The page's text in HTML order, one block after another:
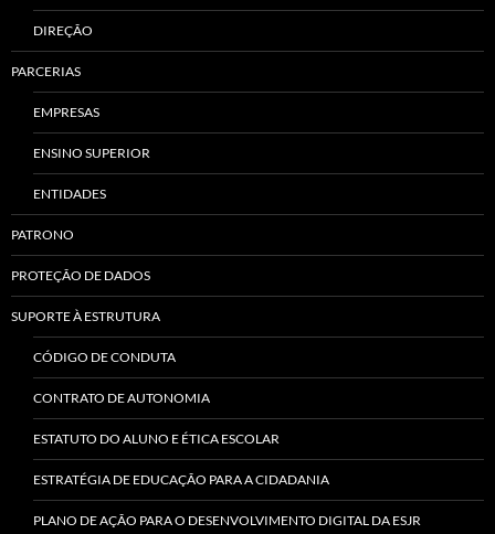
DIREÇÃO
PARCERIAS
EMPRESAS
ENSINO SUPERIOR
ENTIDADES
PATRONO
PROTEÇÃO DE DADOS
SUPORTE À ESTRUTURA
CÓDIGO DE CONDUTA
CONTRATO DE AUTONOMIA
ESTATUTO DO ALUNO E ÉTICA ESCOLAR
ESTRATÉGIA DE EDUCAÇÃO PARA A CIDADANIA
PLANO DE AÇÃO PARA O DESENVOLVIMENTO DIGITAL DA ESJR